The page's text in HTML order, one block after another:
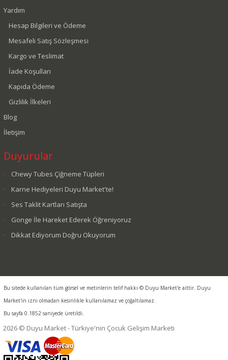
Yardım
Hesap Bilgileri ve Ödeme
Mesafeli Satış Sözleşmesi
Kargo ve Teslimat
İade Koşulları
Kapıda Ödeme
Gizlilik İlkeleri
Blog
İletişim
Duyurular
Chewy Tubes Çiğneme Tüpleri
Karne Hediyeleri Duyu Market'te!
Ses Taklit Kartları Satışta
Gonge İle Hareket Ederek Öğreniyoruz
Dikkat Ediyorum Doğru Okuyorum
Bu sitede kullanılan tüm görsel ve metinlerin telif hakkı © Duyu Market'e aittir. Duyu
Market'in izni olmadan kesinlikle kullanılamaz ve çoğaltılamaz.
Bu sayfa 0.1852 saniyede üretildi.
2026 © Duyu Market - Türkiye'nin Çocuk Gelişim Marketi